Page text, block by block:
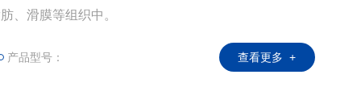
、滑膜等组织中。
产品型号： 查看更多 +